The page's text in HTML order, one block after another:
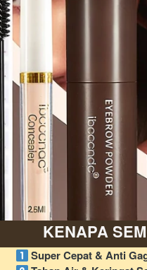
KENAPA
Super Cepat & Anti